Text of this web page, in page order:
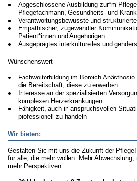
Abgeschlossene Ausbildung zur*m
Pflegefachmann, Gesundheits- und
Verantwortungsbewusste und
Empathischer, zugewandter
Patient*innen und Angehörigen
Ausgeprägtes interkulturelles und
Wünschenswert
Fachweiterbildung im Bereich
die Bereitschaft, diese zu erwerben
Interesse an der spezialisierten
komplexen Herzerkrankungen
Fähigkeit, auch in anspruchsvollen
professionell zu handeln
Wir bieten:
Gestalten Sie mit uns die Zukunft der
für alle, die mehr wollen. Mehr Abwechslung,
mehr Perspektiven.